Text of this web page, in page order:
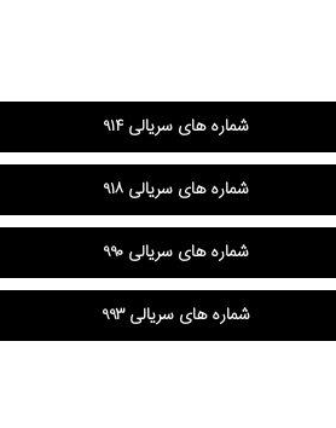
شماره های سریالی ۹۱۴
شماره های سریالی ۹۱۸
شماره های سریالی ۹۹۰
شماره های سریالی ۹۹۳